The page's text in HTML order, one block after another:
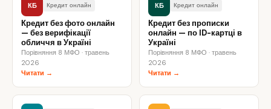
КБ Кредит онлайн
Кредит без фото онлайн
— без верифікації
обличчя в Україні
Порівняння 8 МФО · травень
2026
Читати →
КБ Кредит онлайн
Кредит без прописки
онлайн — по ID-картці в
Україні
Порівняння 8 МФО · травень
2026
Читати →